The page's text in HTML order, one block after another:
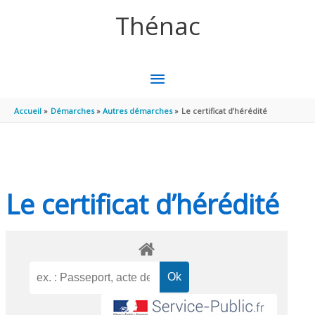
Thénac
MENU
PRINCIPAL
Accueil Démarches Autres démarches Le certificat d’hérédité
Le certificat d’hérédité